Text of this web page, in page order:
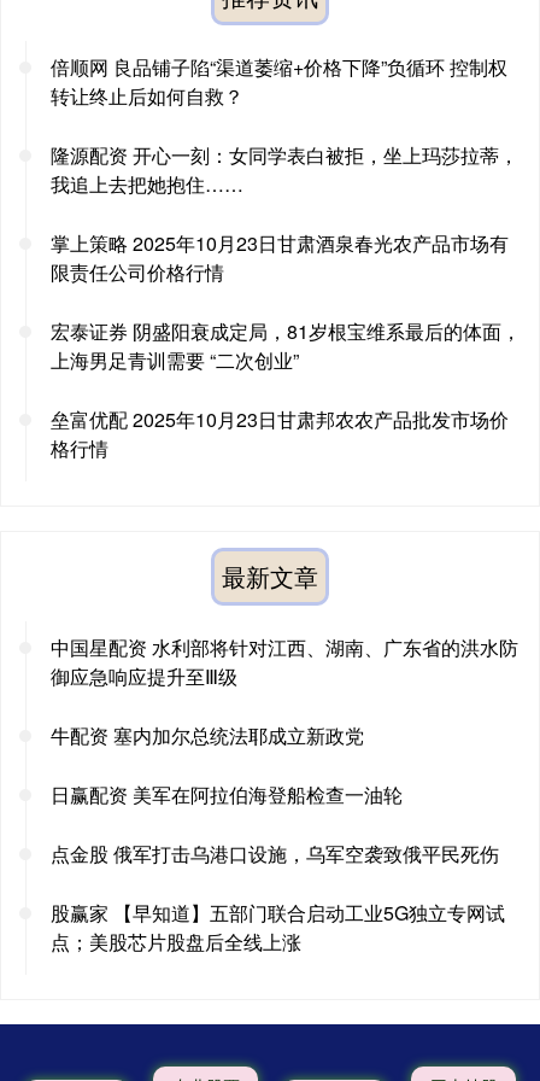
倍顺网 良品铺子陷“渠道萎缩+价格下降”负循环 控制权
转让终止后如何自救？
隆源配资 开心一刻：女同学表白被拒，坐上玛莎拉蒂，
我追上去把她抱住……
掌上策略 2025年10月23日甘肃酒泉春光农产品市场有
限责任公司价格行情
宏泰证券 阴盛阳衰成定局，81岁根宝维系最后的体面，
上海男足青训需要 “二次创业”
垒富优配 2025年10月23日甘肃邦农农产品批发市场价
格行情
最新文章
中国星配资 水利部将针对江西、湖南、广东省的洪水防
御应急响应提升至Ⅲ级
牛配资 塞内加尔总统法耶成立新政党
日赢配资 美军在阿拉伯海登船检查一油轮
点金股 俄军打击乌港口设施，乌军空袭致俄平民死伤
股赢家 【早知道】五部门联合启动工业5G独立专网试
点；美股芯片股盘后全线上涨